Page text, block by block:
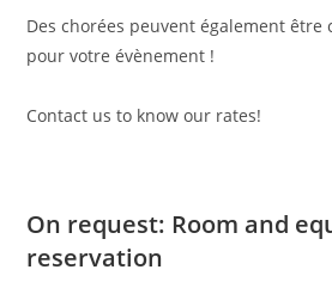
Des chorées peuvent également être
pour votre évènement !
Contact us to know our rates!
On request: Room and
reservation